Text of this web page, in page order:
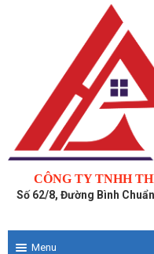
CÔNG TY TNHH
Số 62/8, Đường Bình
Menu